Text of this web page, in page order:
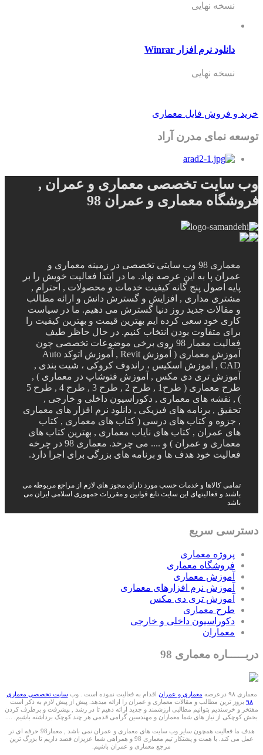
نسخه نهایی
دانلود نرم افزار Winrar
نسخه نهایی
خرید و فروش فایل معماری
توسعه نمای مدرن آراد
وب سایت تخصصی معماری و عمران ,
فروشگاه معماری و عمران 98
معماری 98 وب سایتی تخصصی در زمینه معماری و
عمران پا به این عرصه نهاد. ما در ابتدا فعالیت خویش را بر
پایه اصول پنج گانه کیفیت خدمات و محصولات , احترام ,
مشتری مداری , افزایش و گسترش دانش و ارائه مطالب
و مقالات جدید روز دنیا گسترش می دهیم. ما در سیاست
کاری خود سعی کرده ایم بهترین قیمت و بهترین کیفیت را
برای متفاوت بودن انتخاب کنیم. در حال حاظر طیف
فعالیت معمار 98 روی برخی موضوعات تخصصی چون
آموزش معماری ( آموزش Revit , آموزش اتوکد Auto
CAD , آموزش اسکیس ، راندوف کروکی ، شیت بندی ,
آموزش تری دی مکس , آموزش فتوشاپ در معماری ) ,
طرح معماری ( طرح1 , طرح 2 , طرح 3 , طرح 4 , طرح 5
) , نقشه های معماری , دکوراسیون داخلی و خارجی ,
تحقیق , برنامه های فیزیکی , دانلود نرم افزار های معماری
, جزوه و کتاب های درسی ( کتاب های معماری , کتاب
های عمران , کتاب های نایاب معماری , بهترین کتاب های
معماری و عمران ) و .... می چرخد. معماری 98 در چرخه
فعالیت خود هدف ها و برنامه های بزرگی برای اجرا دارد.
تمامی کالاها و خدمات حسب مورد دارای مجوز های لازم از مراجع مربوطه می
باشند و فعالیتهای این سایت تابع قوانین و مقررات جمهوری اسلامی ایران می
باشد
دسترسی سریع
پروژه معماری
فروشگاه معماری
آموزش معماری
آموزش نرم افزارهای معماری
آموزش تری دی مکس
طرح معماری
دکوراسیون داخلی و خارجی
معماران
دربـــــاره معماری 98
معماری ۹۸ درعرصه معماری و عمران اقدام به فعالیت نموده است . وبسایت تخصصی معماری
۹۸ بروز ترین مطالب و مقالات معماری و عمران را ارائه میدهد. پیش از پیش لازم به ذکر است
مفتخر و خرسندیم بتوانیم مطالبی ارزشمند و جدید ارائه دهیم تا در رشد , پیشرفت و برطرف کردن
بخش کوچکی از نیاز های شما معماران و مهندسین گرامی قدمی هر چند کوچک برداشته باشیم. ....
هدف ما فعالیت همچون سایر وب سایت های معماری و عمران نمی باشد , معمار98 حرفه ای تر
عمل می کند. با همت و پشتکار تیم معماری 98 و همراهی شما عزیزان قصد داریم تا بزرگ ترین
مرجع معماری و عمران باشیم.